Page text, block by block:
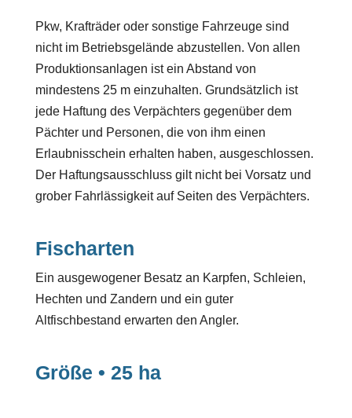
Pkw, Krafträder oder sonstige Fahrzeuge sind
nicht im Betriebsgelände abzustellen. Von allen
Produktionsanlagen ist ein Abstand von
mindestens 25 m einzuhalten. Grundsätzlich ist
jede Haftung des Verpächters gegenüber dem
Pächter und Personen, die von ihm einen
Erlaubnisschein erhalten haben, ausgeschlossen.
Der Haftungsausschluss gilt nicht bei Vorsatz und
grober Fahrlässigkeit auf Seiten des Verpächters.
Fischarten
Ein ausgewogener Besatz an Karpfen, Schleien,
Hechten und Zandern und ein guter
Altfischbestand erwarten den Angler.
Größe • 25 ha